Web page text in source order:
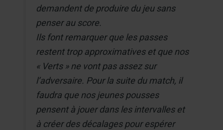
demandent de produire du jeu sans
penser au score.
Ils font remarquer que les passes
restent trop approximatives et que nos
« Verts » ne vont pas assez sur
l’adversaire. Pour la suite du match, il
faudra que nos jeunes pousses
pensent à jouer dans les intervalles et
à créer des décalages pour espérer